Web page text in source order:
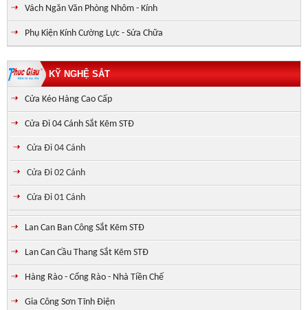
Vách Ngăn Văn Phòng Nhôm - Kính
Phụ Kiện Kính Cường Lực - Sửa Chữa
KỸ NGHỆ SẮT
Cửa Kéo Hàng Cao Cấp
Cửa Đi 04 Cánh Sắt Kẽm STĐ
Cửa Đi 04 Cánh
Cửa Đi 02 Cánh
Cửa Đi 01 Cánh
Lan Can Ban Công Sắt Kẽm STĐ
Lan Can Cầu Thang Sắt Kẽm STĐ
Hàng Rào - Cổng Rào - Nhà Tiền Chế
Gia Công Sơn Tĩnh Điện